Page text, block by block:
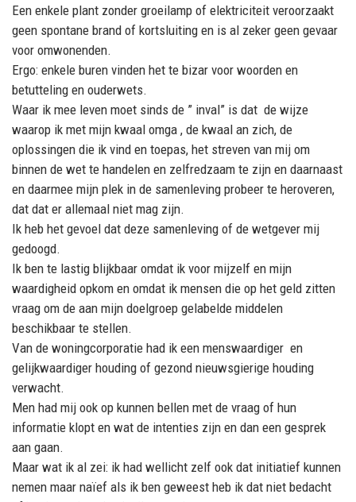
Een enkele plant zonder groeilamp of elektriciteit veroorzaakt
geen spontane brand of kortsluiting en is al zeker geen gevaar
voor omwonenden.
Ergo: enkele buren vinden het te bizar voor woorden en
betutteling en ouderwets.
Waar ik mee leven moet sinds de ” inval” is dat de wijze
waarop ik met mijn kwaal omga , de kwaal an zich, de
oplossingen die ik vind en toepas, het streven van mij om
binnen de wet te handelen en zelfredzaam te zijn en daarnaast
en daarmee mijn plek in de samenleving probeer te heroveren,
dat dat er allemaal niet mag zijn.
Ik heb het gevoel dat deze samenleving of de wetgever mij
gedoogd.
Ik ben te lastig blijkbaar omdat ik voor mijzelf en mijn
waardigheid opkom en omdat ik mensen die op het geld zitten
vraag om de aan mijn doelgroep gelabelde middelen
beschikbaar te stellen.
Van de woningcorporatie had ik een menswaardiger en
gelijkwaardiger houding of gezond nieuwsgierige houding
verwacht.
Men had mij ook op kunnen bellen met de vraag of hun
informatie klopt en wat de intenties zijn en dan een gesprek
aan gaan.
Maar wat ik al zei: ik had wellicht zelf ook dat initiatief kunnen
nemen maar naïef als ik ben geweest heb ik dat niet bedacht